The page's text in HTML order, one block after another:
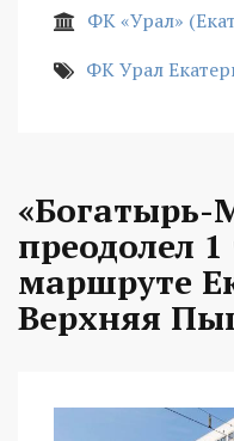
ФК «Урал»
ФК Урал
«Богатырь-
преодолел
маршруте
Верхняя